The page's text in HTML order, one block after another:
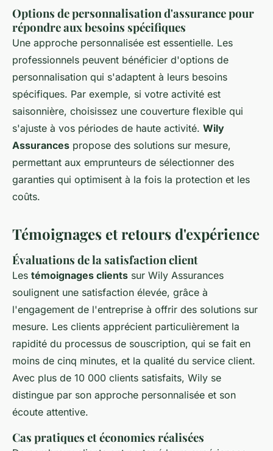
Options de personnalisation d'assurance pour
répondre aux besoins spécifiques
Une approche personnalisée est essentielle. Les
professionnels peuvent bénéficier d'options de
personnalisation qui s'adaptent à leurs besoins
spécifiques. Par exemple, si votre activité est
saisonnière, choisissez une couverture flexible qui
s'ajuste à vos périodes de haute activité. Wily
Assurances propose des solutions sur mesure,
permettant aux emprunteurs de sélectionner des
garanties qui optimisent à la fois la protection et les
coûts.
Témoignages et retours d'expérience
Évaluations de la satisfaction client
Les témoignages clients sur Wily Assurances
soulignent une satisfaction élevée, grâce à
l'engagement de l'entreprise à offrir des solutions sur
mesure. Les clients apprécient particulièrement la
rapidité du processus de souscription, qui se fait en
moins de cinq minutes, et la qualité du service client.
Avec plus de 10 000 clients satisfaits, Wily se
distingue par son approche personnalisée et son
écoute attentive.
Cas pratiques et économies réalisées